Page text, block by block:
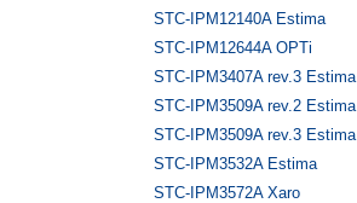
STC-IPM12140A Estima
STC-IPM12644A OPTi
STC-IPM3407A rev.3 Estima
STC-IPM3509A rev.2 Estima
STC-IPM3509A rev.3 Estima
STC-IPM3532A Estima
STC-IPM3572A Xaro